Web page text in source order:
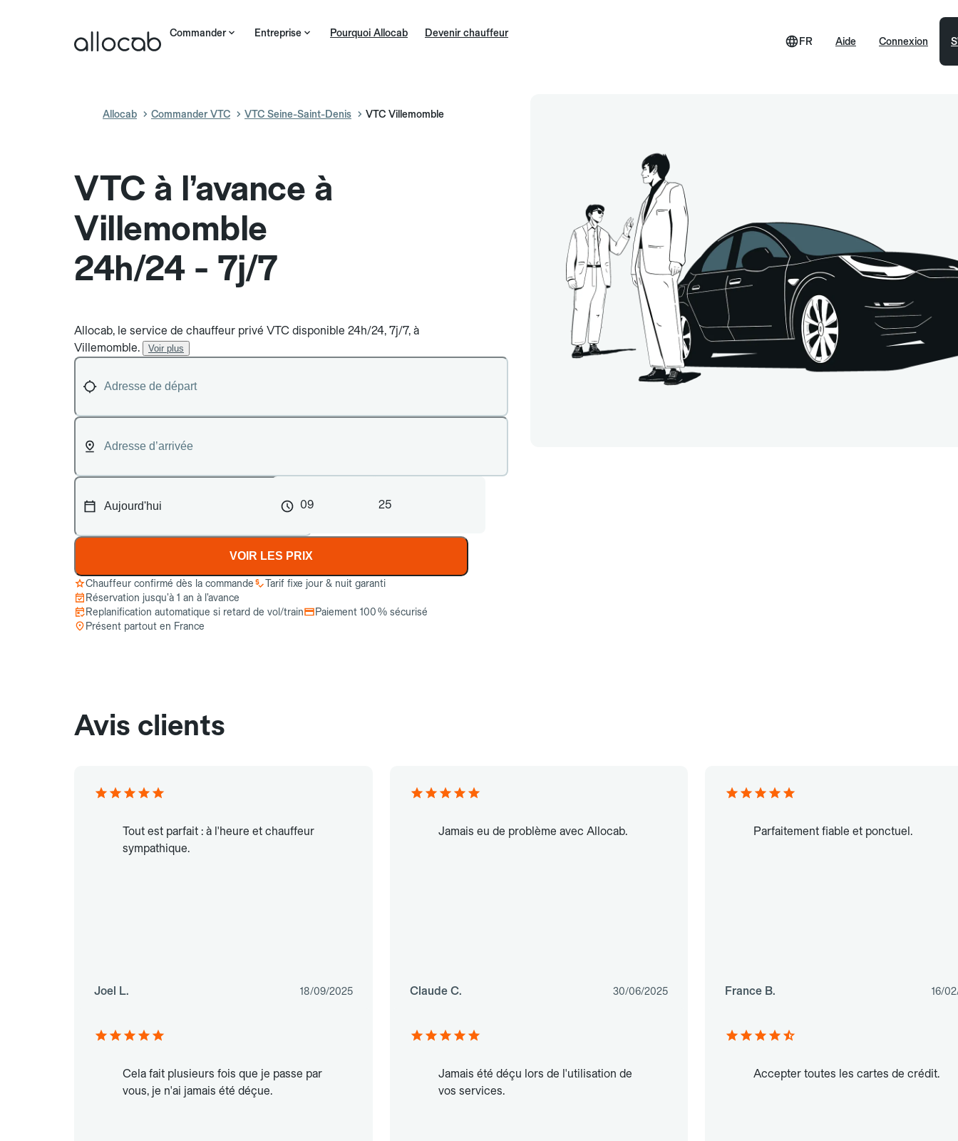
Commander Entreprise Pourquoi Allocab Devenir chauffeur
Aide
FR Connexion
Allocab Commander VTC VTC Seine-Saint-Denis VTC Villemomble
VTC à l’avance à
Villemomble
24h/24 - 7j/7
Allocab, le service de chauffeur privé VTC disponible 24h/24, 7j/7, à
Villemomble.
Voir plus
09 25
VOIR LES PRIX
Chauffeur confirmé dès la commande
Tarif fixe jour & nuit garanti
Réservation jusqu’à 1 an à l’avance
Replanification automatique si retard de vol/train
Paiement 100 % sécurisé
Présent partout en France
Avis clients
Tout est parfait : à l'heure et chauffeur
sympathique.
Joel L. 18/09/2025
Jamais eu de problème avec Allocab.
Claude C. 30/06/2025
Parfaitement fiable et ponctuel.
France B. 16/
Cela fait plusieurs fois que je passe par
vous, je n'ai jamais été déçue.
Jamais été déçu lors de l'utilisation de
vos services.
Accepter toutes les cartes de crédit.